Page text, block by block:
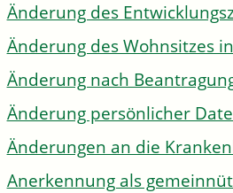
Änderung des
Änderung des Wohnsitzes
Änderung nach
Änderung persönlicher
Änderungen an die
Anerkennung als